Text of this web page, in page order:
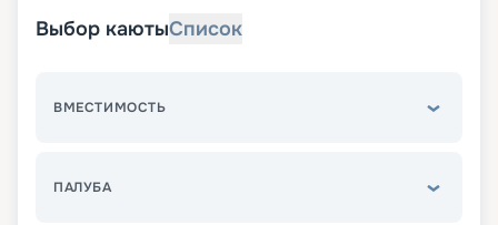
Выбор каютыСписок
ВМЕСТИМОСТЬ
ПАЛУБА